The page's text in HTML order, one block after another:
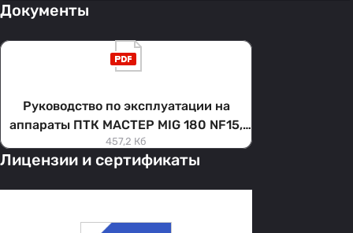
Документы
Руководство по эксплуатации на
аппараты ПТК МАСТЕР MIG 180 NF15,
MIG 200 NF16 и MIG 220 NF17
457,2 Кб
Лицензии и сертификаты